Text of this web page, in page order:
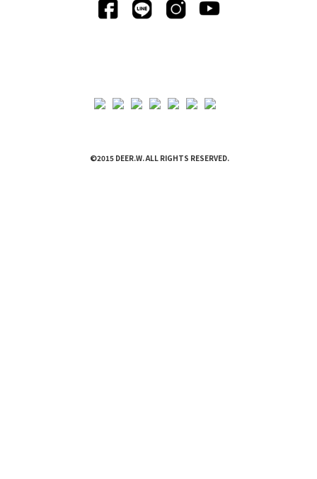
©2015 DEER.W. ALL RIGHTS RESERVED.